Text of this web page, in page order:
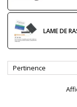
LAME DE
Pertinence